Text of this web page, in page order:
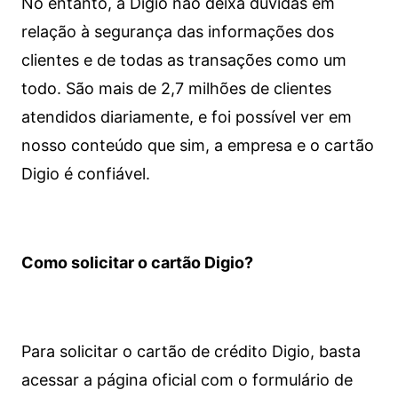
relação à segurança das informações dos
clientes e de todas as transações como um
todo. São mais de 2,7 milhões de clientes
atendidos diariamente, e foi possível ver em
nosso conteúdo que sim, a empresa e o cartão
Digio é confiável.
Como solicitar o cartão Digio?
Para solicitar o cartão de crédito Digio, basta
acessar a página oficial com o formulário de